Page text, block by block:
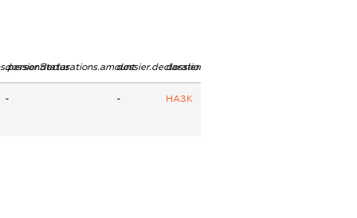
dossier.declarations.amountdossier.declarations.currency
dossier.declarations.source
- - НАЗК